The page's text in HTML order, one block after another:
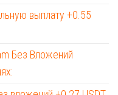
выплату +0.55
Без Вложений